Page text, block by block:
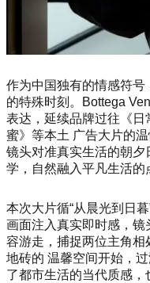
作为中国独有的情感符号
的特殊时刻。Bottega
表达，延续品牌过往《
蜜》等本土 广告大片的
镜头对准真实生活的朝
学，自然融入平凡生活的
本次大片循“从晨光到日
画面注入真实即时感，镜
容游走，捕捉两位主角
地砖的 温馨空间开始，
了都市生活的当代质感